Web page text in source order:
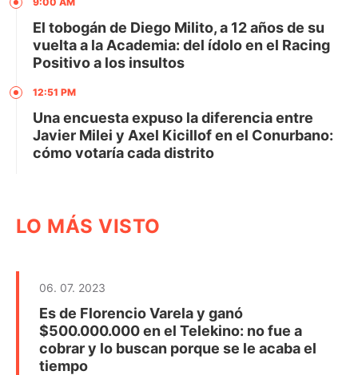
El tobogán de Diego Milito, a 12 años de su
vuelta a la Academia: del ídolo en el Racing
Positivo a los insultos
12:51 PM
Una encuesta expuso la diferencia entre
Javier Milei y Axel Kicillof en el Conurbano:
cómo votaría cada distrito
LO MÁS VISTO
06. 07. 2023
Es de Florencio Varela y ganó
$500.000.000 en el Telekino: no fue a
cobrar y lo buscan porque se le acaba el
tiempo